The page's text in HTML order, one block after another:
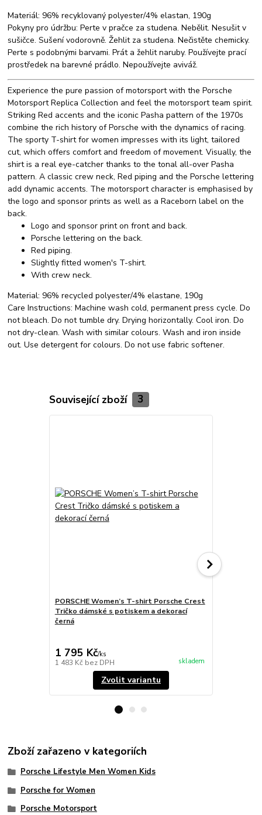
Materiál: 96% recyklovaný polyester/4% elastan, 190g
Pokyny pro údržbu: Perte v pračce za studena. Nebělit. Nesušit v
sušičce. Sušení vodorovně. Žehlit za studena. Nečistěte chemicky.
Perte s podobnými barvami. Prát a žehlit naruby. Používejte prací
prostředek na barevné prádlo. Nepoužívejte aviváž.
Experience the pure passion of motorsport with the Porsche
Motorsport Replica Collection and feel the motorsport team spirit.
Striking Red accents and the iconic Pasha pattern of the 1970s
combine the rich history of Porsche with the dynamics of racing.
The sporty T-shirt for women impresses with its light, tailored
cut, which offers comfort and freedom of movement. Visually, the
shirt is a real eye-catcher thanks to the tonal all-over Pasha
pattern. A classic crew neck, Red piping and the Porsche lettering
add dynamic accents. The motorsport character is emphasised by
the logo and sponsor prints as well as a Raceborn label on the
back.
Logo and sponsor print on front and back.
Porsche lettering on the back.
Red piping.
Slightly fitted women's T-shirt.
With crew neck.
Material: 96% recycled polyester/4% elastane, 190g
Care Instructions:Machine wash cold, permanent press cycle. Do
not bleach. Do not tumble dry. Drying horizontally. Cool iron. Do
not dry-clean. Wash with similar colours. Wash and iron inside
out. Use detergent for colours. Do not use fabric softener.
Související zboží 3
PORSCHE Women’s T-shirt Porsche Crest
Tričko dámské s potiskem a dekorací
černá
1 795 Kč/ks
1 483 Kč bez DPH skladem
Zvolit variantu
Zboží zařazeno v kategoriích
Porsche Lifestyle Men Women Kids
Porsche for Women
Porsche Motorsport